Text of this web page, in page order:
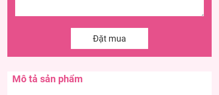
Đặt mua
Mô tả sản phẩm